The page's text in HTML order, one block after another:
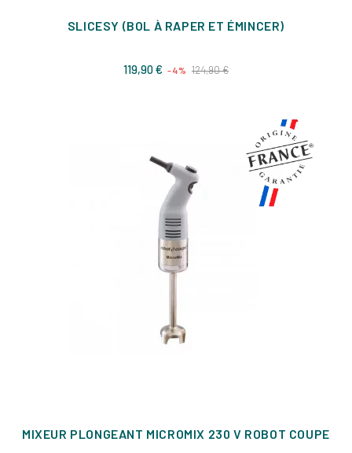
SLICESY (BOL À RAPER ET ÉMINCER)
119,90 € Prix
-4% 124,90 €Prix
MIXEUR PLONGEANT MICROMIX 230 V ROBOT COUPE